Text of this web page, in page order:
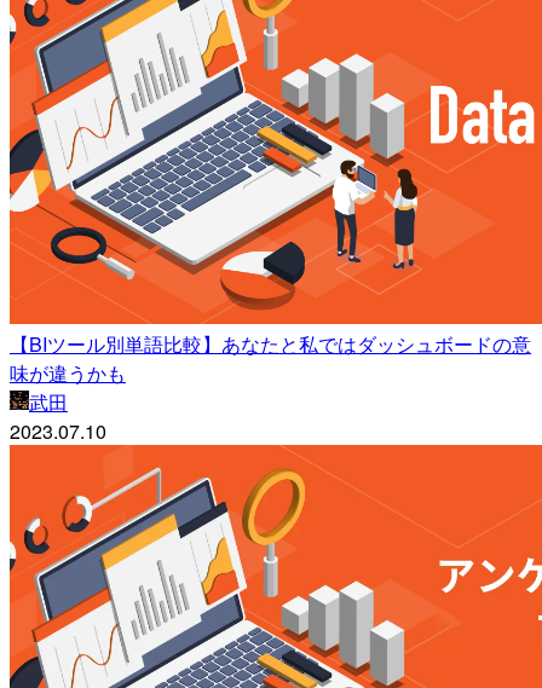
【BIツール別単語比較】あなたと私ではダッシュボードの意
味が違うかも
武田
2023.07.10